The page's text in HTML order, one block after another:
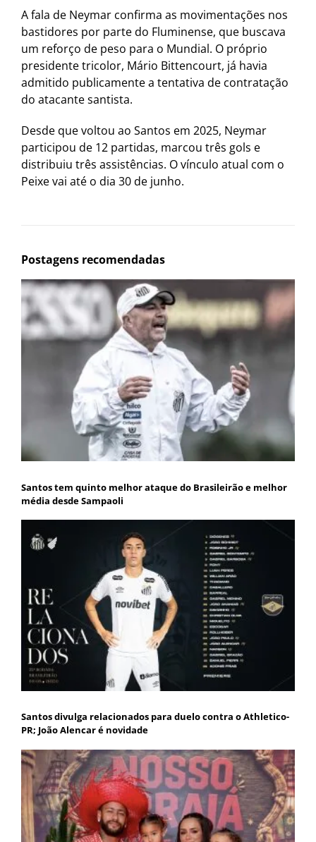
A fala de Neymar confirma as movimentações nos
bastidores por parte do Fluminense, que buscava
um reforço de peso para o Mundial. O próprio
presidente tricolor, Mário Bittencourt, já havia
admitido publicamente a tentativa de contratação
do atacante santista.
Desde que voltou ao Santos em 2025, Neymar
participou de 12 partidas, marcou três gols e
distribuiu três assistências. O vínculo atual com o
Peixe vai até o dia 30 de junho.
Postagens recomendadas
Santos tem quinto melhor ataque do Brasileirão e melhor
média desde Sampaoli
Santos divulga relacionados para duelo contra o Athletico-
PR; João Alencar é novidade